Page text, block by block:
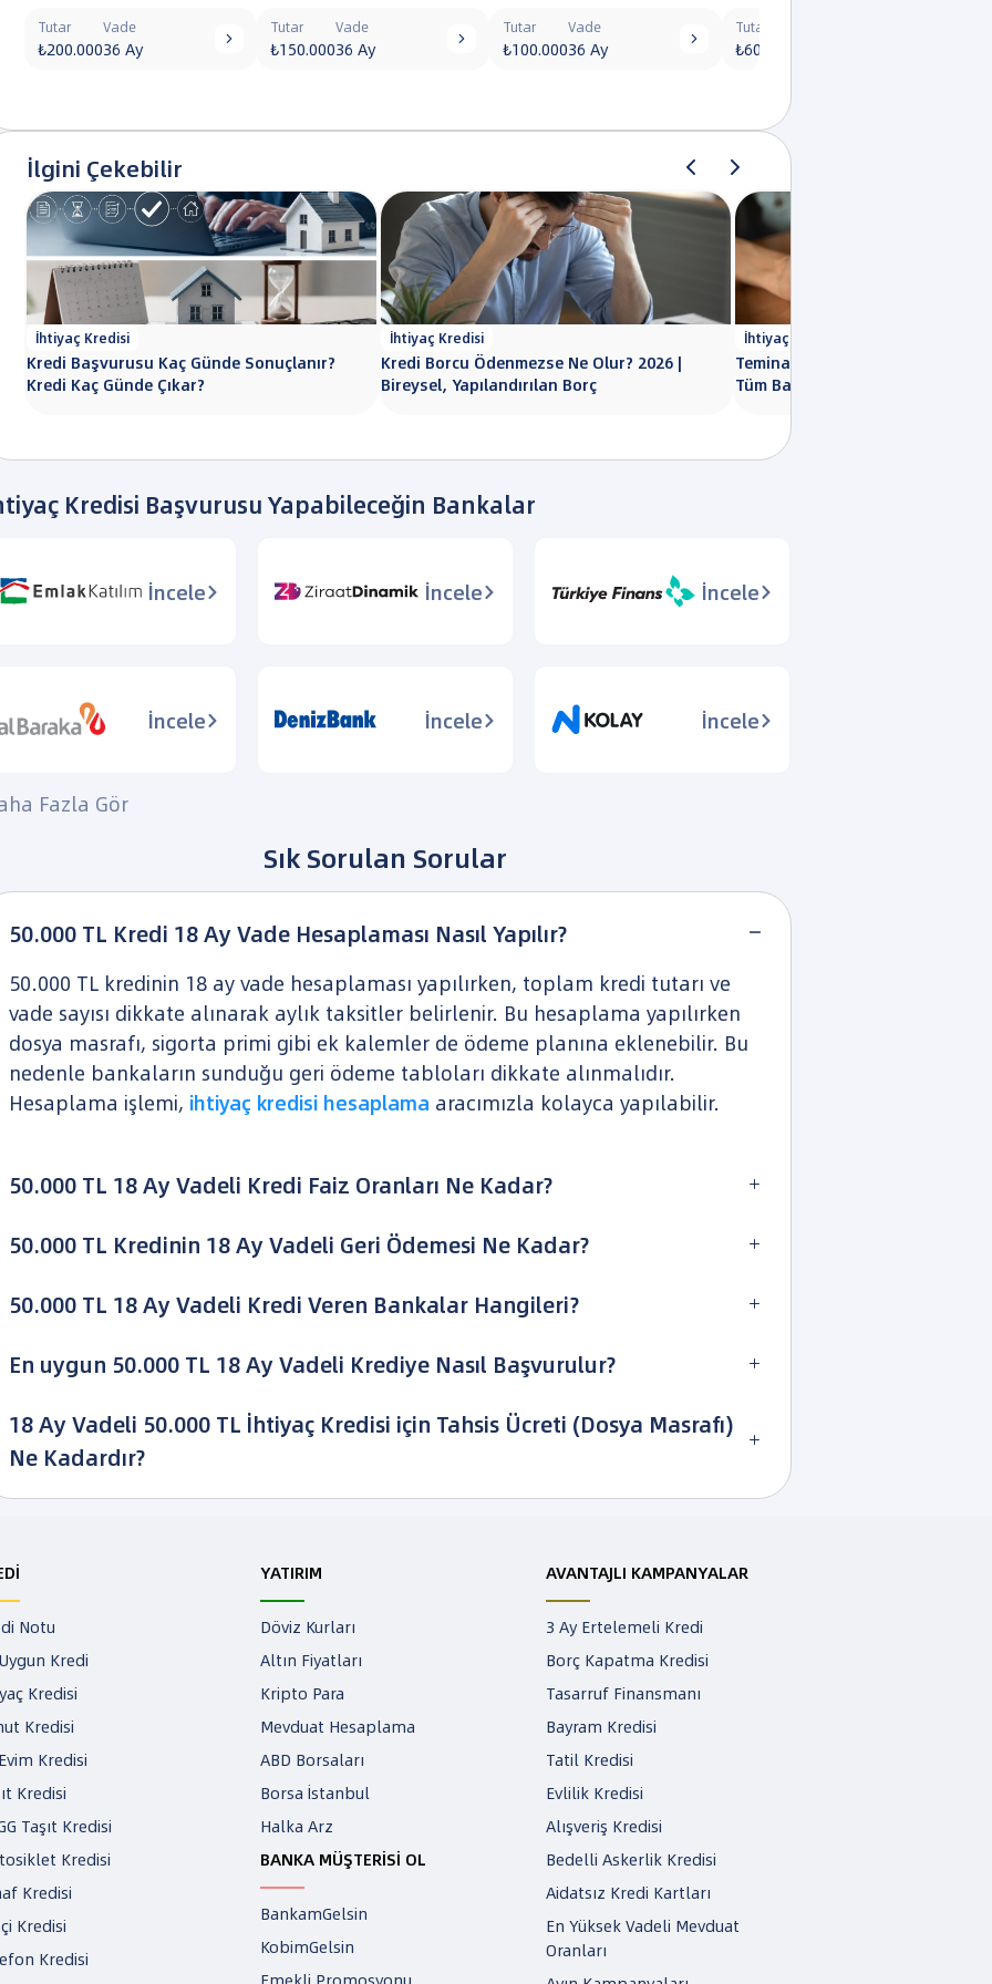
Tutar
₺200.000
Vade
36 Ay 
Tutar
₺150.000
Vade
36 Ay 
Tutar
₺100.000
Vade
36 Ay 
Tutar
₺60.000
İlgini Çekebilir
İhtiyaç Kredisi
Kredi Başvurusu Kaç Günde Sonuçlanır?
Kredi Kaç Günde Çıkar?
İhtiyaç Kredisi
Kredi Borcu Ödenmezse Ne Olur? 2026 |
Bireysel, Yapılandırılan Borç
İhtiyaç Kredisi
Teminatlı Kredi Kartı Veren
Tüm Bankalar
Kredisi Başvurusu Yapabileceğin Bankalar
İncele İncele İncele
İncele İncele İncele
Fazla Gör
Sık Sorulan Sorular
50.000 TL Kredi 18 Ay Vade Hesaplaması Nasıl Yapılır?
50.000 TL kredinin 18 ay vade hesaplaması yapılırken, toplam kredi tutarı ve
vade sayısı dikkate alınarak aylık taksitler belirlenir. Bu hesaplama yapılırken
dosya masrafı, sigorta primi gibi ek kalemler de ödeme planına eklenebilir. Bu
nedenle bankaların sunduğu geri ödeme tabloları dikkate alınmalıdır.
Hesaplama işlemi, ihtiyaç kredisi hesaplama aracımızla kolayca yapılabilir.

50.000 TL 18 Ay Vadeli Kredi Faiz Oranları Ne Kadar?

50.000 TL Kredinin 18 Ay Vadeli Geri Ödemesi Ne Kadar?

50.000 TL 18 Ay Vadeli Kredi Veren Bankalar Hangileri?

En uygun 50.000 TL 18 Ay Vadeli Krediye Nasıl Başvurulur?

18 Ay Vadeli 50.000 TL İhtiyaç Kredisi için Tahsis Ücreti (Dosya Masrafı)
Ne Kadardır?
Notu
Kredi
Kredisi
Kredisi
Kredisi
Kredisi
Taşıt Kredisi
Kredisi
Kredisi
Kredisi
Kredisi
YATIRIM
Döviz Kurları
Altın Fiyatları
Kripto Para
Mevduat Hesaplama
ABD Borsaları
Borsa İstanbul
Halka Arz
BANKA MÜŞTERİSİ OL
BankamGelsin
KobimGelsin
AVANTAJLI KAMPANYALAR
3 Ay Ertelemeli Kredi
Borç Kapatma Kredisi
Tasarruf Finansmanı
Bayram Kredisi
Tatil Kredisi
Evlilik Kredisi
Alışveriş Kredisi
Bedelli Askerlik Kredisi
Aidatsız Kredi Kartları
En Yüksek Vadeli Mevduat
Oranları